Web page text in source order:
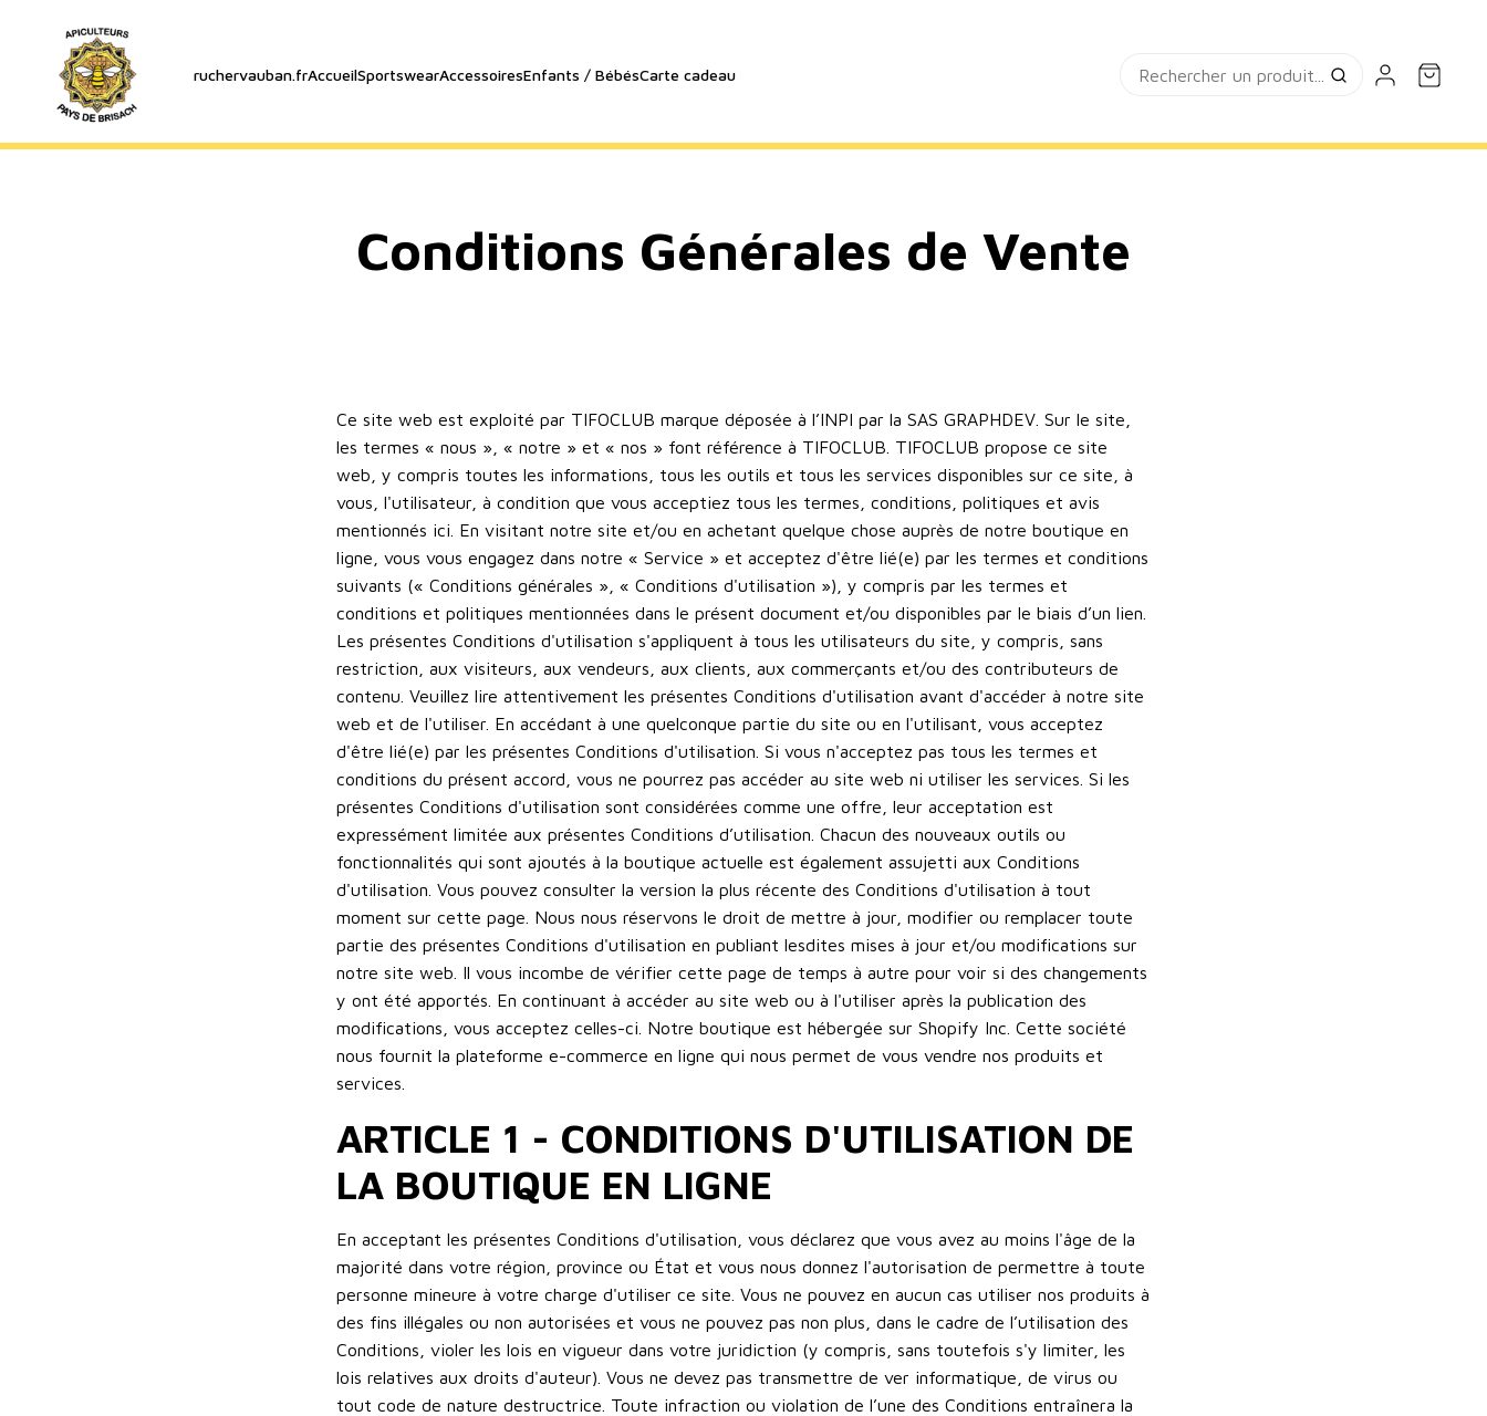
ruchervauban.frAccueilSportswearAccessoiresEnfants / BébésCarte cadeau
Conditions Générales de Vente
Ce site web est exploité par TIFOCLUB marque déposée à l’INPI par la SAS GRAPHDEV. Sur le site,
les termes « nous », « notre » et « nos » font référence à TIFOCLUB. TIFOCLUB propose ce site
web, y compris toutes les informations, tous les outils et tous les services disponibles sur ce site, à
vous, l'utilisateur, à condition que vous acceptiez tous les termes, conditions, politiques et avis
mentionnés ici. En visitant notre site et/ou en achetant quelque chose auprès de notre boutique en
ligne, vous vous engagez dans notre « Service » et acceptez d'être lié(e) par les termes et conditions
suivants (« Conditions générales », « Conditions d'utilisation »), y compris par les termes et
conditions et politiques mentionnées dans le présent document et/ou disponibles par le biais d’un lien.
Les présentes Conditions d'utilisation s'appliquent à tous les utilisateurs du site, y compris, sans
restriction, aux visiteurs, aux vendeurs, aux clients, aux commerçants et/ou des contributeurs de
contenu. Veuillez lire attentivement les présentes Conditions d'utilisation avant d'accéder à notre site
web et de l'utiliser. En accédant à une quelconque partie du site ou en l'utilisant, vous acceptez
d'être lié(e) par les présentes Conditions d'utilisation. Si vous n'acceptez pas tous les termes et
conditions du présent accord, vous ne pourrez pas accéder au site web ni utiliser les services. Si les
présentes Conditions d'utilisation sont considérées comme une offre, leur acceptation est
expressément limitée aux présentes Conditions d’utilisation. Chacun des nouveaux outils ou
fonctionnalités qui sont ajoutés à la boutique actuelle est également assujetti aux Conditions
d'utilisation. Vous pouvez consulter la version la plus récente des Conditions d'utilisation à tout
moment sur cette page. Nous nous réservons le droit de mettre à jour, modifier ou remplacer toute
partie des présentes Conditions d'utilisation en publiant lesdites mises à jour et/ou modifications sur
notre site web. Il vous incombe de vérifier cette page de temps à autre pour voir si des changements
y ont été apportés. En continuant à accéder au site web ou à l'utiliser après la publication des
modifications, vous acceptez celles-ci. Notre boutique est hébergée sur Shopify Inc. Cette société
nous fournit la plateforme e-commerce en ligne qui nous permet de vous vendre nos produits et
services.
ARTICLE 1 - CONDITIONS D'UTILISATION DE
LA BOUTIQUE EN LIGNE
En acceptant les présentes Conditions d'utilisation, vous déclarez que vous avez au moins l'âge de la
majorité dans votre région, province ou État et vous nous donnez l'autorisation de permettre à toute
personne mineure à votre charge d'utiliser ce site. Vous ne pouvez en aucun cas utiliser nos produits à
des fins illégales ou non autorisées et vous ne pouvez pas non plus, dans le cadre de l’utilisation des
Conditions, violer les lois en vigueur dans votre juridiction (y compris, sans toutefois s'y limiter, les
lois relatives aux droits d'auteur). Vous ne devez pas transmettre de ver informatique, de virus ou
tout code de nature destructrice. Toute infraction ou violation de l’une des Conditions entraînera la